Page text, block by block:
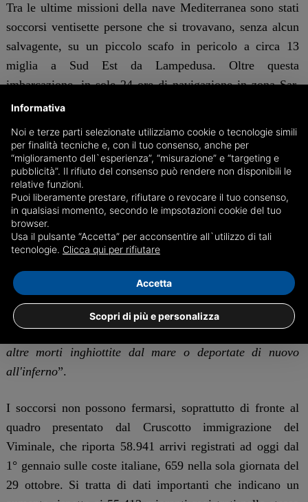
Tra le ultime missioni della nave Mediterranea sono stati
soccorsi ventisette persone che si trovavano, senza alcun
salvagente, su un piccolo scafo in pericolo a circa 13
miglia a Sud Est da Lampedusa. Oltre questa
imbarcazione, in sole 24 ore di navigazione in zona Sar,
ne sono state individuate altre due; insieme presentavano
trentuno minorenni non accompagnati e sei donne, di cui
una in avanzato stato di gravidanza. Il giorno dopo sono
seguiti due ulteriori soccorsi, per un totale di
sessantacinque migranti tratti in salvo.
Beppe Caccia di Mediterranea mette in luce come “molte
persone soccorse portano su di sé i segni delle violenze e
delle torture subite nei campi di prigionia in Libia.
Proprio nel giorno in cui il governo italiano rinnova il
famigerato memorandum di collaborazione con le milizie
libiche, siamo riusciti a evitare che altre 65 vite fossero
altre morti inghiottite dal mare o deportate di nuovo
all'inferno”.
I soccorsi non possono fermarsi, soprattutto di fronte al
quadro presentato dal Cruscotto immigrazione del
Viminale, che riporta 58.941 arrivi registrati ad oggi dal
1° gennaio sulle coste italiane, 659 nella sola giornata del
29 ottobre. Si tratta di dati importanti che indicano un
Informativa
Noi e terze parti selezionate utilizziamo cookie o tecnologie simili
per finalità tecniche e, con il tuo consenso, anche per
“miglioramento dell`esperienza”, “misurazione” e “targeting e
pubblicità”. Il rifiuto del consenso può rendere non disponibili le
relative funzioni.
Puoi liberamente prestare, rifiutare o revocare il tuo consenso,
in qualsiasi momento, secondo le impsotazioni cookie del tuo
browser.
Usa il pulsante “Accetta” per acconsentire all`utilizzo di tali
tecnologie. Clicca qui per rifiutare
Scopri di più e personalizza
Accetta